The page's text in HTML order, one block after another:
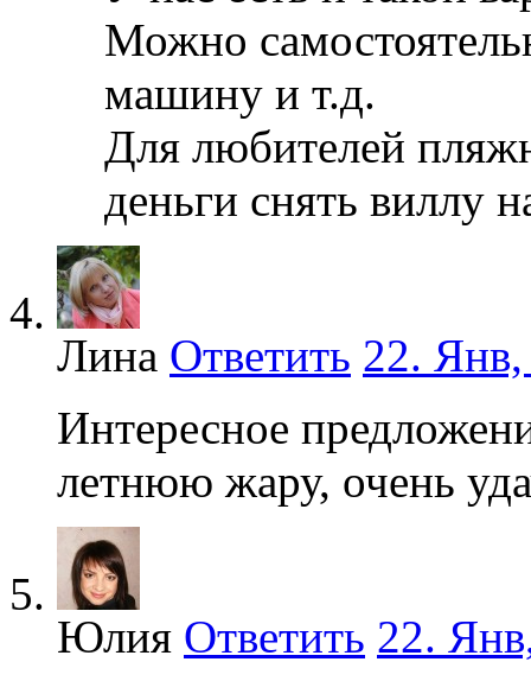
Можно
машину и т.д.
Для любителей
деньги снять виллу
Лина Ответить 22.
Интересное
летнюю жару, очень
Юлия Ответить 22.